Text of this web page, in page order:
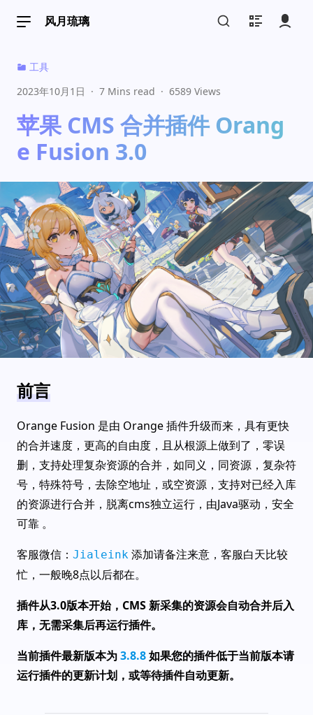
风月琉璃
📖 文章列表
📚 文章标签
📓 时光轴
🖼 画展
🖍 留言板
📕 小本本
工具
2023年10月1日 · 7 Mins read · 6589 Views
苹果 CMS 合并插件 Orang
e Fusion 3.0
前言
Orange Fusion 是由 Orange 插件升级而来，具有更快
的合并速度，更高的自由度，且从根源上做到了，零误
删，支持处理复杂资源的合并，如同义，同资源，复杂符
号，特殊符号，去除空地址，或空资源，支持对已经入库
的资源进行合并，脱离cms独立运行，由Java驱动，安全
可靠 。
客服微信： Jialeink 添加请备注来意，客服白天比较
忙，一般晚8点以后都在。
插件从3.0版本开始，CMS 新采集的资源会自动合并后入
库，无需采集后再运行插件。
当前插件最新版本为3.8.8如果您的插件低于当前版本请
运行插件的更新计划，或等待插件自动更新。